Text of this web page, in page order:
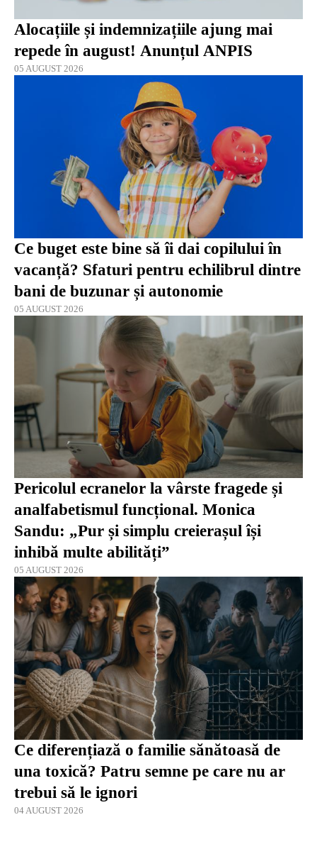
Alocațiile și indemnizațiile ajung mai
repede în august! Anunțul ANPIS
05 AUGUST 2026
Ce buget este bine să îi dai copilului în
vacanță? Sfaturi pentru echilibrul dintre
bani de buzunar și autonomie
05 AUGUST 2026
Pericolul ecranelor la vârste fragede și
analfabetismul funcțional. Monica
Sandu: „Pur și simplu creierașul își
inhibă multe abilități”
05 AUGUST 2026
Ce diferențiază o familie sănătoasă de
una toxică? Patru semne pe care nu ar
trebui să le ignori
04 AUGUST 2026